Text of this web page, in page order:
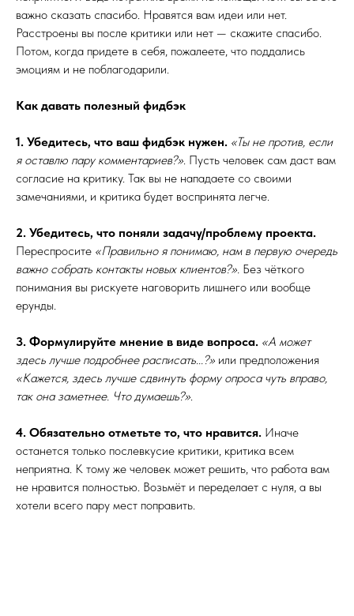
важно сказать спасибо. Нравятся вам идеи или нет.
Расстроены вы после критики или нет — скажите спасибо.
Потом, когда придете в себя, пожалеете, что поддались
эмоциям и не поблагодарили.
Как давать полезный фидбэк
1. Убедитесь, что ваш фидбэк нужен. «Ты не против, если
я оставлю пару комментариев?». Пусть человек сам даст вам
согласие на критику. Так вы не нападаете со своими
замечаниями, и критика будет воспринята легче.
2. Убедитесь, что поняли задачу/проблему проекта.
Переспросите «Правильно я понимаю, нам в первую очередь
важно собрать контакты новых клиентов?». Без чёткого
понимания вы рискуете наговорить лишнего или вообще
ерунды.
3. Формулируйте мнение в виде вопроса. «А может
здесь лучше подробнее расписать...?» или предположения
«Кажется, здесь лучше сдвинуть форму опроса чуть вправо,
так она заметнее. Что думаешь?».
4. Обязательно отметьте то, что нравится. Иначе
останется только послевкусие критики, критика всем
неприятна. К тому же человек может решить, что работа вам
не нравится полностью. Возьмёт и переделает с нуля, а вы
хотели всего пару мест поправить.